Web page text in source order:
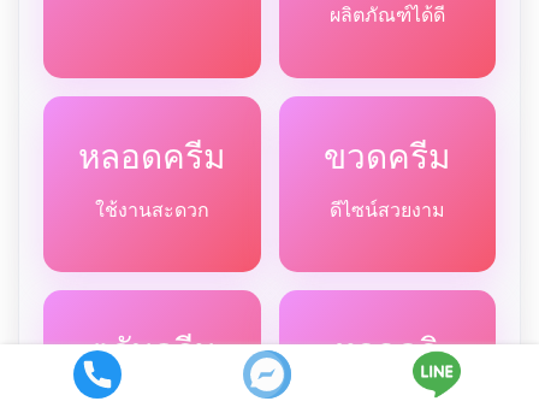
ผลิตภัณฑ์ได้ดี
หลอดครีม
ใช้งานสะดวก
ขวดครีม
ดีไซน์สวยงาม
ตลับครีม
ขนาดหลากหลาย
หลอดลิ
ปบาล์ม